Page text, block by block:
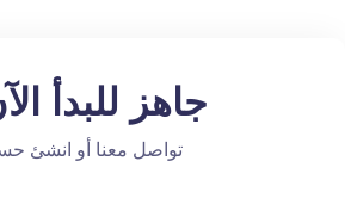
جاهز للبدأ
تواصل معنا أو انشئ